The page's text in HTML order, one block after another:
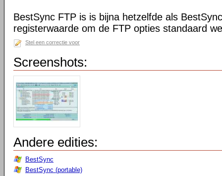
BestSync FTP is is bijna hetzelfde als
registerwaarde om de FTP opties standaard
Stel een correctie voor
Screenshots:
Andere edities:
BestSync
BestSync (portable)